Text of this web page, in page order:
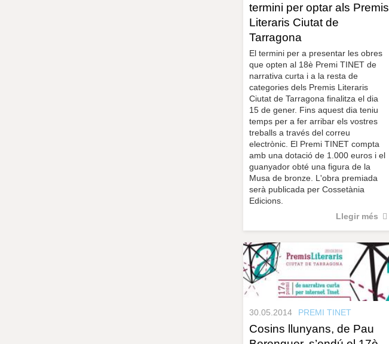
termini per optar als Premis
Literaris Ciutat de
Tarragona
El termini per a presentar les obres
que opten al 18è Premi TINET de
narrativa curta i a la resta de
categories dels Premis Literaris
Ciutat de Tarragona finalitza el dia
15 de gener. Fins aquest dia teniu
temps per a fer arribar els vostres
treballs a través del correu
electrònic. El Premi TINET compta
amb una dotació de 1.000 euros i el
guanyador obté una figura de la
Musa de bronze. L'obra premiada
serà publicada per Cossetània
Edicions.
Llegir més
30.05.2014 PREMI TINET
Cosins llunyans, de Pau